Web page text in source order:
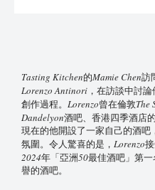
Tasting Kitchen的Mamie Chen訪
Lorenzo Antinori ，在訪談中討
創作過程。 Lorenzo曾在倫敦The
Dandelyon酒吧、香港四季酒店的
現在的他開設了一家自己的酒
氛圍。令人驚喜的是， Lorenzo
2024年「亞洲50最佳酒吧」第
譽的酒吧。